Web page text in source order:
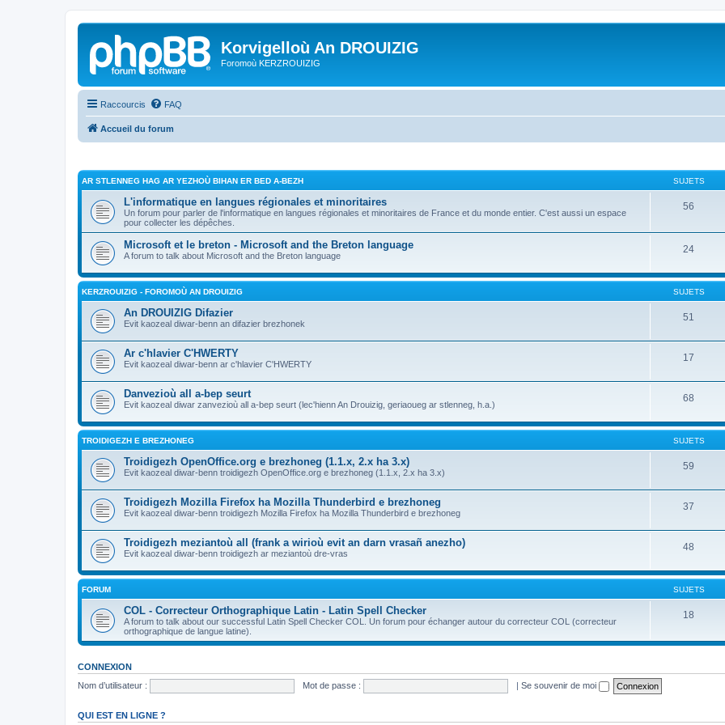
Korvigelloù An DROUIZIG
Foromoù KERZROUIZIG
Raccourcis FAQ
Accueil du forum
AR STLENNEG HAG AR YEZHOÙ BIHAN ER BED A-BEZH SUJETS
L'informatique en langues régionales et minoritaires
Un forum pour parler de l'informatique en langues régionales et minoritaires de France et du monde entier. C'est aussi un espace
pour collecter les dépêches.
56
Microsoft et le breton - Microsoft and the Breton language
A forum to talk about Microsoft and the Breton language
24
KERZROUIZIG - FOROMOÙ AN DROUIZIG SUJETS
An DROUIZIG Difazier
Evit kaozeal diwar-benn an difazier brezhonek
51
Ar c'hlavier C'HWERTY
Evit kaozeal diwar-benn ar c'hlavier C'HWERTY
17
Danvezioù all a-bep seurt
Evit kaozeal diwar zanvezioù all a-bep seurt (lec'hienn An Drouizig, geriaoueg ar stlenneg, h.a.)
68
TROIDIGEZH E BREZHONEG SUJETS
Troidigezh OpenOffice.org e brezhoneg (1.1.x, 2.x ha 3.x)
Evit kaozeal diwar-benn troidigezh OpenOffice.org e brezhoneg (1.1.x, 2.x ha 3.x)
59
Troidigezh Mozilla Firefox ha Mozilla Thunderbird e brezhoneg
Evit kaozeal diwar-benn troidigezh Mozilla Firefox ha Mozilla Thunderbird e brezhoneg
37
Troidigezh meziantoù all (frank a wirioù evit an darn vrasañ anezho)
Evit kaozeal diwar-benn troidigezh ar meziantoù dre-vras
48
FORUM SUJETS
COL - Correcteur Orthographique Latin - Latin Spell Checker
A forum to talk about our successful Latin Spell Checker COL. Un forum pour échanger autour du correcteur COL (correcteur
orthographique de langue latine).
18
CONNEXION
Nom d’utilisateur :
Mot de passe : | Se souvenir de moi
QUI EST EN LIGNE ?